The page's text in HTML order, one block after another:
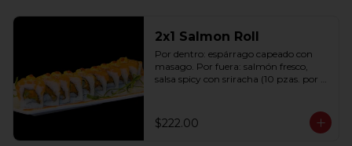
2x1 Salmon Roll
Por dentro: espárrago capeado con
masago. Por fuera: salmón fresco,
salsa spicy con sriracha (10 pzas. por
$222.00